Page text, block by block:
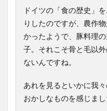
ドイツの「食の歴史」
りしたのですが、農作
かったようで、豚料理
子。それこそ骨と毛以
ないんですね。
あれを見るといかに我
おかしなものを感じまし